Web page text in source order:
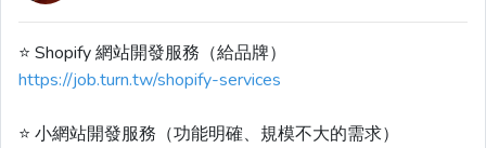
⭐️ Shopify 網站開發服務（給品牌）
https://job.turn.tw/shopify-services
⭐️ 小網站開發服務（功能明確、規模不大的需求）